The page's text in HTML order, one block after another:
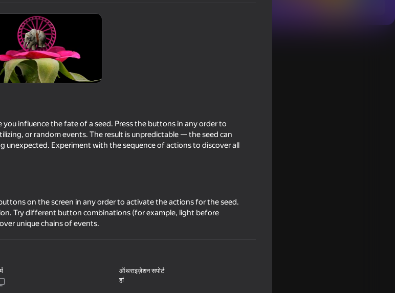
Hide and Seek with
36
Mom, I'm sleeping!
influence the fate of a seed. Press the buttons in any order to
or random events. The result is unpredictable — the seed can
unexpected. Experiment with the sequence of actions to discover all
on the screen in any order to activate the actions for the seed.
Try different button combinations (for example, light before
unique chains of events.
ऑथराइज़ेशन सपोर्ट
हां